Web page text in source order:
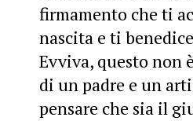
firmamento che ti
nascita e ti
Evviva, questo non
di un padre e un
pensare che sia il